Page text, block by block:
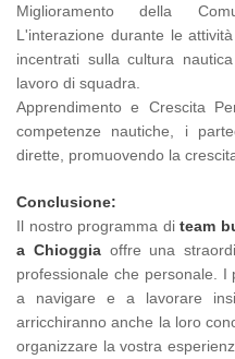
Miglioramento della
L'interazione durante le
incentrati sulla cultura
lavoro di squadra.
Apprendimento e Crescita
competenze nautiche, i
dirette, promuovendo la
Conclusione:
Il nostro programma diteam
a Chioggiaoffre una
professionale che personale.
a navigare e a lavorare
arricchiranno anche la loro
organizzare la vostra